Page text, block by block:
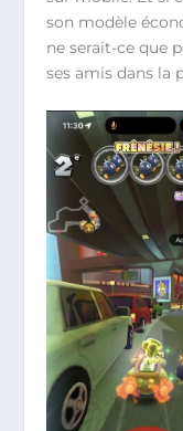
son modèle
ne serait-ce que
ses amis dans la